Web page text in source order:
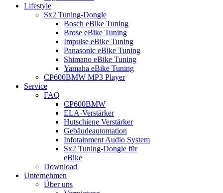
Lifestyle
Sx2 Tuning-Dongle
Bosch eBike Tuning
Brose eBike Tuning
Impulse eBike Tuning
Panasonic eBike Tuning
Shimano eBike Tuning
Yamaha eBike Tuning
CP600BMW MP3 Player
Service
FAQ
CP600BMW
ELA-Verstärker
Hutschiene Verstärker
Gebäudeautomation
Infotainment Audio System
Sx2 Tuning-Dongle für
eBike
Download
Unternehmen
Über uns